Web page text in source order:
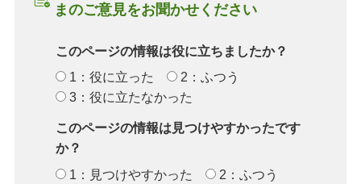
まのご意見をお聞かせください
このページの情報は役に立ちましたか？
1：役に立った
2：ふつう
3：役に立たなかった
このページの情報は見つけやすかったです
か？
1：見つけやすかった
2：ふつう